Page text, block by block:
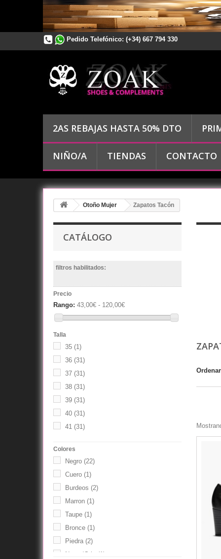
Pedido Telefónico: (+34) 667 794 330
2AS REBAJAS HASTA 50% DTO
NIÑO/A TIENDAS CONTACTO
Otoño Mujer Zapatos Tacón
CATÁLOGO
filtros habilitados:
Precio
Rango: 43,00€ - 120,00€
Talla
35 (1)
36 (31)
37 (31)
38 (31)
39 (31)
40 (31)
41 (31)
Colores
Negro (22)
Cuero (1)
Burdeos (2)
Marron (1)
Taupe (1)
Bronce (1)
Piedra (2)
Negro/Gris
(1)